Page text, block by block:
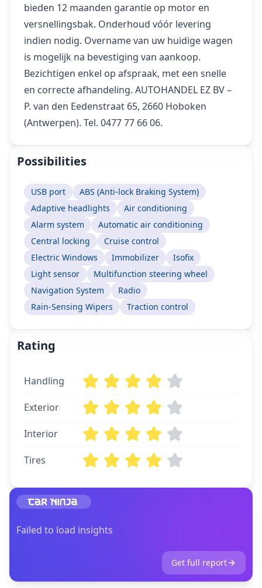
bieden 12 maanden garantie op motor en
versnellingsbak. Onderhoud vóór levering
indien nodig. Overname van uw huidige wagen
is mogelijk na bevestiging van aankoop.
Bezichtigen enkel op afspraak, met een snelle
en correcte afhandeling. AUTOHANDEL EZ BV –
P. van den Eedenstraat 65, 2660 Hoboken
(Antwerpen). Tel. 0477 77 66 06.
Possibilities
USB port
ABS (Anti-lock Braking System)
Adaptive headlights
Air conditioning
Alarm system
Automatic air conditioning
Central locking
Cruise control
Electric Windows
Immobilizer
Isofix
Light sensor
Multifunction steering wheel
Navigation System
Radio
Rain-Sensing Wipers
Traction control
Rating
Handling
Exterior
Interior
Tires
Failed to load insights
Get full report